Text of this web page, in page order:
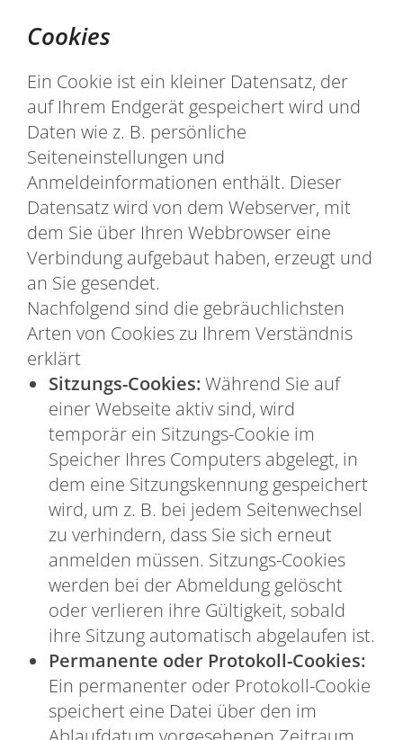
Cookies
Ein Cookie ist ein kleiner Datensatz, der
auf Ihrem Endgerät gespeichert wird und
Daten wie z. B. persönliche
Seiteneinstellungen und
Anmeldeinformationen enthält. Dieser
Datensatz wird von dem Webserver, mit
dem Sie über Ihren Webbrowser eine
Verbindung aufgebaut haben, erzeugt und
an Sie gesendet.
Nachfolgend sind die gebräuchlichsten
Arten von Cookies zu Ihrem Verständnis
erklärt
Sitzungs-Cookies:Während Sie auf
einer Webseite aktiv sind, wird
temporär ein Sitzungs-Cookie im
Speicher Ihres Computers abgelegt, in
dem eine Sitzungskennung gespeichert
wird, um z. B. bei jedem Seitenwechsel
zu verhindern, dass Sie sich erneut
anmelden müssen. Sitzungs-Cookies
werden bei der Abmeldung gelöscht
oder verlieren ihre Gültigkeit, sobald
ihre Sitzung automatisch abgelaufen ist.
Permanente oder Protokoll-Cookies:
Ein permanenter oder Protokoll-Cookie
speichert eine Datei über den im